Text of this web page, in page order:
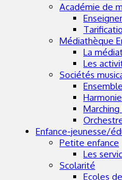
Académie de
Médiathèque
La
Les
Sociétés
Enfance-jeunesse/
Petite enfance
Les
Scolarité
Ecoles